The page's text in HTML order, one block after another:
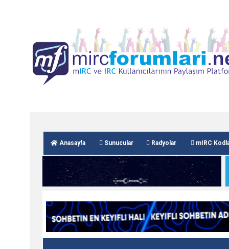
Anasayfa Sunucular Radyolar mIRC